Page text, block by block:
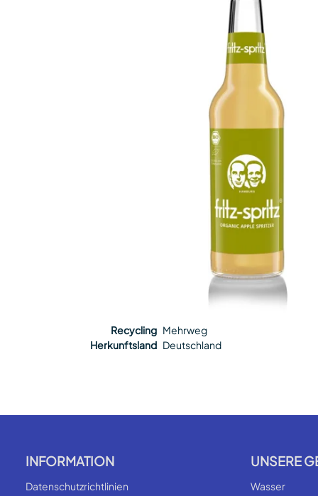
Recycling Mehrweg
Herkunftsland Deutschland
INFORMATION
Datenschutzrichtlinien
UNSERE
Wasser